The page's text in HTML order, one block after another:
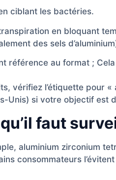
ciblant les bactéries.
en bloquant
des sels
référence au format ;
vérifiez l’étiquette pour
Unis) si votre objectif est
faut
aluminium zirconium
consommateurs